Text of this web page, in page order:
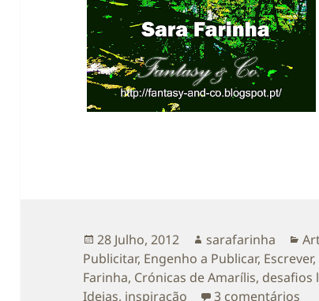
Publicado
a
28 Julho, 2012 Autor
sarafarinha
Publicitar, Engenho a Publicar, Escrever,
Farinha, Crónicas de Amarílis, desafios
Ideias, inspiração 3 comentários